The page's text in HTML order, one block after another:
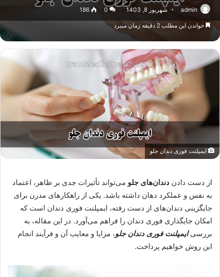
admin شهریور 8, 1403 0
186
خواندن این مطلب 2 دقیقه زمان میبرد
ایمپلنت فوری دندان جلو
از دست دادن دندان‌های جلو می‌تواند تأثیرات جدی بر ظاهر، اعتماد
به نفس و عملکرد دهان داشته باشد. یکی از راهکارهای مدرن برای
جایگزینی دندان‌های از دست رفته، ایمپلنت فوری دندان است که
امکان جایگذاری فوری دندان را فراهم می‌آورد. در این مقاله، به
بررسیایمپلنت فوری دندان جلو، مزایا و معایب آن و فرآیند انجام
این روش خواهیم پرداخت.